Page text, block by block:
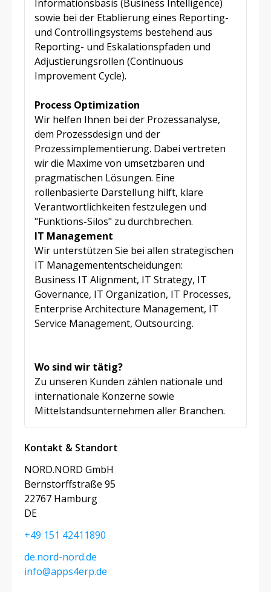
Informationsbasis (Business Intelligence)
sowie bei der Etablierung eines Reporting-
und Controllingsystems bestehend aus
Reporting- und Eskalationspfaden und
Adjustierungsrollen (Continuous
Improvement Cycle).
Process Optimization
Wir helfen Ihnen bei der Prozessanalyse,
dem Prozessdesign und der
Prozessimplementierung. Dabei vertreten
wir die Maxime von umsetzbaren und
pragmatischen Lösungen. Eine
rollenbasierte Darstellung hilft, klare
Verantwortlichkeiten festzulegen und
"Funktions-Silos" zu durchbrechen.
IT Management
Wir unterstützen Sie bei allen strategischen
IT Managemententscheidungen:
Business IT Alignment, IT Strategy, IT
Governance, IT Organization, IT Processes,
Enterprise Architecture Management, IT
Service Management, Outsourcing.
Wo sind wir tätig?
Zu unseren Kunden zählen nationale und
internationale Konzerne sowie
Mittelstandsunternehmen aller Branchen.
Kontakt & Standort
NORD.NORD GmbH
Bernstorffstraße 95
22767 Hamburg
DE
+49 151 42411890
de.nord-nord.de
info@apps4erp.de